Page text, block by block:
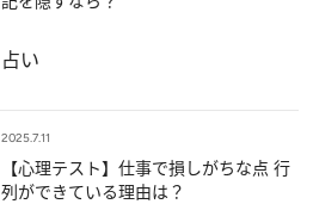
占い
2025.7.11
【心理テスト】仕事で損しがちな点 行
列ができている理由は？